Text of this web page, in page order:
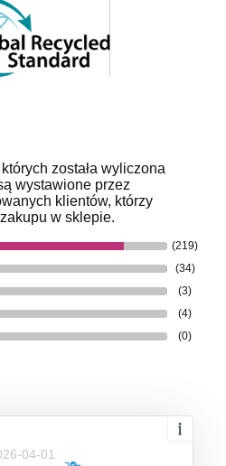
została wyliczona
wystawione przez
klientów, którzy
w sklepie.
(219)
(34)
(3)
(4)
(0)
04-01